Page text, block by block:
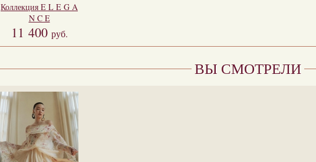
Коллекция E L E G A
N C E
11 400 руб.
ВЫ СМОТРЕЛИ